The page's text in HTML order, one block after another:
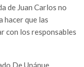
de Juan Carlos no
hacer que las
con los responsables
De Unánue